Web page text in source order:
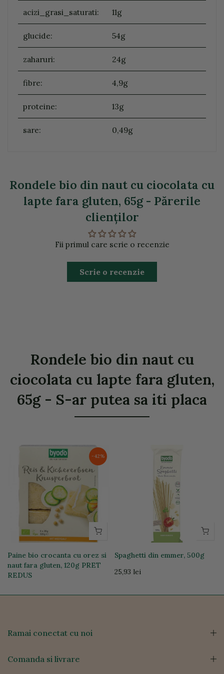
acizi_grasi_saturati: 11g
glucide: 54g
zaharuri: 24g
fibre: 4,9g
proteine: 13g
sare: 0,49g
Rondele bio din naut cu ciocolata cu
lapte fara gluten, 65g - Părerile
clienţilor
Fii primul care scrie o recenzie
Scrie o recenzie
Rondele bio din naut cu
ciocolata cu lapte fara gluten,
65g - S-ar putea sa iti placa
-42%
Paine bio crocanta cu orez si
naut fara gluten, 120g PRET
REDUS
Spaghetti din emmer, 500g
25,93 lei
Ramai conectat cu noi
Comanda si livrare